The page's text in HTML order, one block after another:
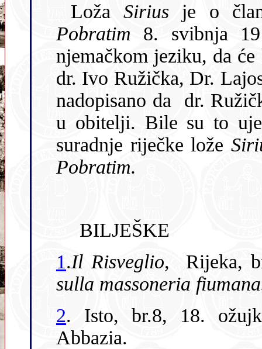
Loža Sirius je o
Pobratim 8. svibnja
njemačkom jeziku, da će kao gosti na otvaranju prisustvovati:
dr. Ivo Ružička, Dr. Lajos Brajjer i V. Vidmar. Na
nadopisano da dr. Ružička neće moći
u obitelji. Bile su to
suradnje riječke lože
Pobratim.
BILJEŠKE
1.Il Risveglio,
sulla massoneria
2. Isto,
br.8, 18. ožujka
Abbazia.